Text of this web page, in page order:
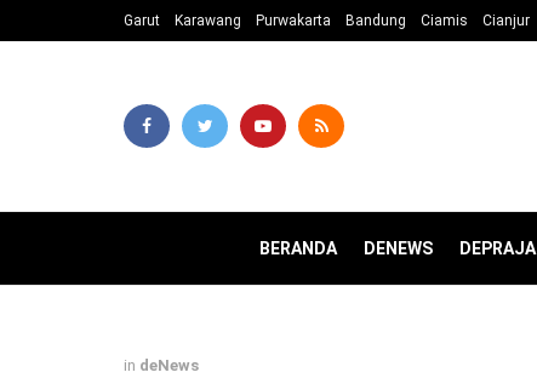
Garut Karawang Purwakarta Bandung Ciamis Cianjur
BERANDA DENEWS DEPRAJA
in deNews